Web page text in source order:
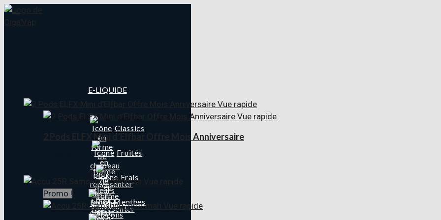
E-LIQUIDE
Classics
Fruités
Frais
Menthes
Vue rapide
Vue rapide
2 Pods ELFX Mini d’Elfbar Offre Mois Anniversaire
Vue rapide
Promo !
Vue rapide